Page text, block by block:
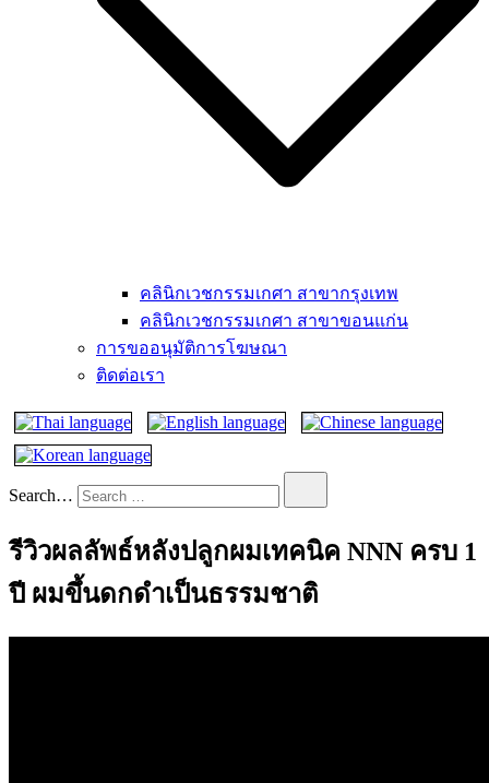
คลินิกเวชกรรมเกศา สาขากรุงเทพ
คลินิกเวชกรรมเกศา สาขาขอนแก่น
การขออนุมัติการโฆษณา
ติดต่อเรา
Search…
รีวิวผลลัพธ์หลังปลูกผมเทคนิค NNN ครบ 1
ปี ผมขึ้นดกดำเป็นธรรมชาติ